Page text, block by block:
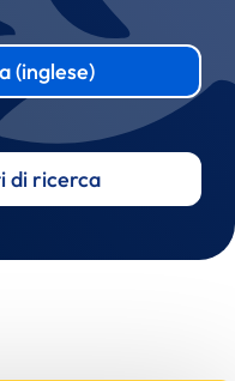
(inglese)
di ricerca